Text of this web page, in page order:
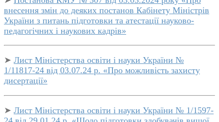
внесення змін до деяких постанов Кабінету Міністрів
України з питань підготовки та атестації науково-
педагогічних і наукових кадрів»
➤ Лист Міністерства освіти і науки України №
1/11817-24 від 03.07.24 р. «Про можливість захисту
дисертації»
➤ Лист Міністерства освіти і науки України № 1/1597-